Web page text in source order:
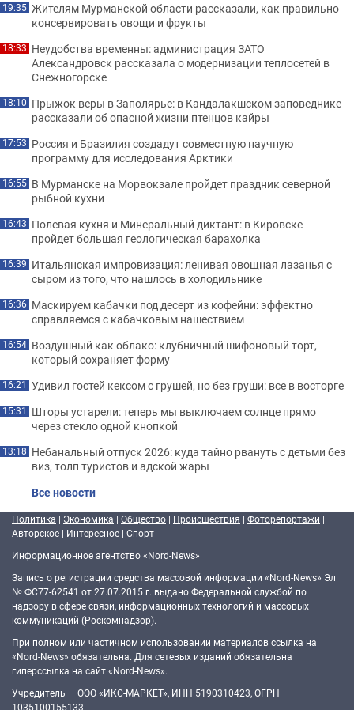
19:35 Жителям Мурманской области рассказали, как правильно
консервировать овощи и фрукты
18:33 Неудобства временны: администрация ЗАТО
Александровск рассказала о модернизации теплосетей в
Снежногорске
18:10 Прыжок веры в Заполярье: в Кандалакшском заповеднике
рассказали об опасной жизни птенцов кайры
17:53 Россия и Бразилия создадут совместную научную
программу для исследования Арктики
16:55 В Мурманске на Морвокзале пройдет праздник северной
рыбной кухни
16:43 Полевая кухня и Минеральный диктант: в Кировске
пройдет большая геологическая барахолка
16:39 Итальянская импровизация: ленивая овощная лазанья с
сыром из того, что нашлось в холодильнике
16:36 Маскируем кабачки под десерт из кофейни: эффектно
справляемся с кабачковым нашествием
16:54 Воздушный как облако: клубничный шифоновый торт,
который сохраняет форму
16:21 Удивил гостей кексом с грушей, но без груши: все в восторге
15:31 Шторы устарели: теперь мы выключаем солнце прямо
через стекло одной кнопкой
13:18 Небанальный отпуск 2026: куда тайно рвануть с детьми без
виз, толп туристов и адской жары
Все новости
Политика | Экономика | Общество | Происшествия | Фоторепортажи |
Авторское | Интересное | Спорт
Информационное агентство «Nord-News»
Запись о регистрации средства массовой информации «Nord-News» Эл
№ ФС77-62541 от 27.07.2015 г. выдано Федеральной службой по
надзору в сфере связи, информационных технологий и массовых
коммуникаций (Роскомнадзор).
При полном или частичном использовании материалов ссылка на
«Nord-News» обязательна. Для сетевых изданий обязательна
гиперссылка на сайт «Nord-News».
Учредитель — ООО «ИКС-МАРКЕТ», ИНН 5190310423, ОГРН
1035100155133